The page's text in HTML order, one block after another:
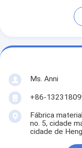
Ms. Anni
+86-
Fábrica
no. 5, cidade
cidade de